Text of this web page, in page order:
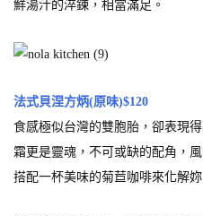
鮮湯汁的淬鍊，相當滿足。
法式貝涅方炳(原味)$120
食感極似台灣的雙胞胎，卻表現
霜更是靈魂，不可或缺的配角，
搭配一杯美味的菊苣咖啡來化解妳